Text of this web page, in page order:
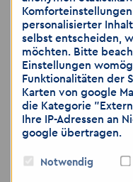
📍Ihr
📍Neefestr. 42,
📍 🌐
Wir freuen uns
Hinweis: Wir
über E-Mail als
personalisierter
selbst entscheiden,
möchten. Bitte
Einstellungen
Funktionalitäten der
Karten von google
die Kategorie
Ihre IP-Adressen an
google übertragen.
Notwendig